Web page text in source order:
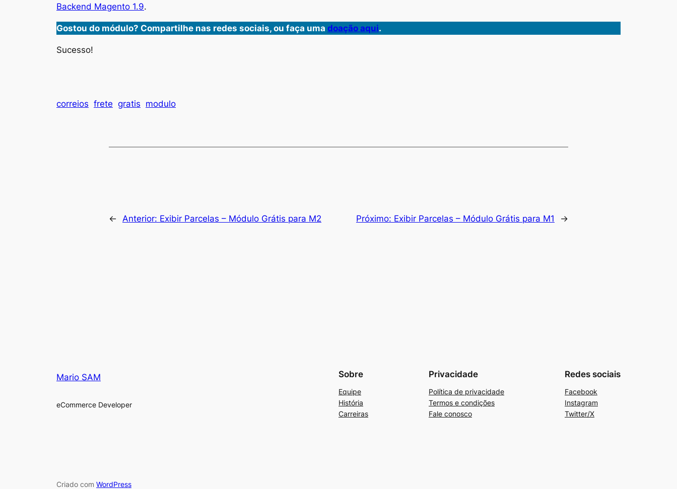
Backend Magento 1.9.
Gostou do módulo? Compartilhe nas redes sociais, ou faça uma doação aqui.
Sucesso!
correios frete gratis modulo
← Anterior: Exibir Parcelas – Módulo Grátis para M2 Próximo: Exibir Parcelas – Módulo Grátis para M1 →
Mario SAM
eCommerce Developer
Sobre
Equipe
História
Carreiras
Privacidade
Política de privacidade
Termos e condições
Fale conosco
Redes sociais
Facebook
Instagram
Twitter/X
Criado com WordPress